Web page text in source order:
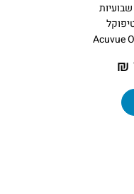
Acuvue